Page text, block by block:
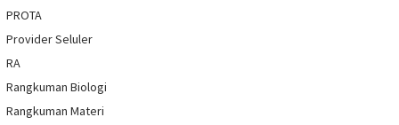
PROTA
Provider Seluler
RA
Rangkuman Biologi
Rangkuman Materi